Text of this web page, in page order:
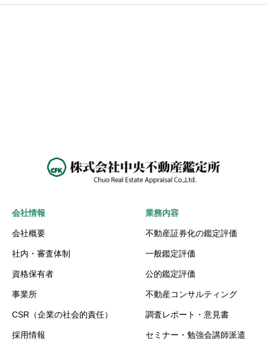
会社情報
会社概要
社内・審査体制
資格保有者
事業所
CSR（企業の社会的責任）
採用情報
業務内容
不動産証券化の鑑定評価
一般鑑定評価
公的鑑定評価
不動産コンサルティング
調査レポート・意見書
セミナー・勉強会講師派遣